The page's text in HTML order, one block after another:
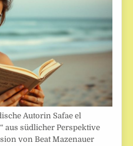
Autorin Safae el
aus südlicher Perspektive
von Beat Mazenauer